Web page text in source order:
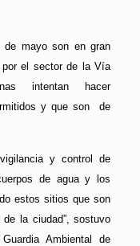
de mayo son en gran
el sector de la Vía
intentan hacer
y que son de
y control de
de agua y los
estos sitios que son
la ciudad”, sostuvo
Ambiental de